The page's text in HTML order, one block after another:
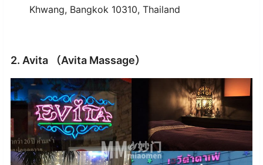
Khwang, Bangkok 10310, Thailand
2. Avita （Avita Massage）